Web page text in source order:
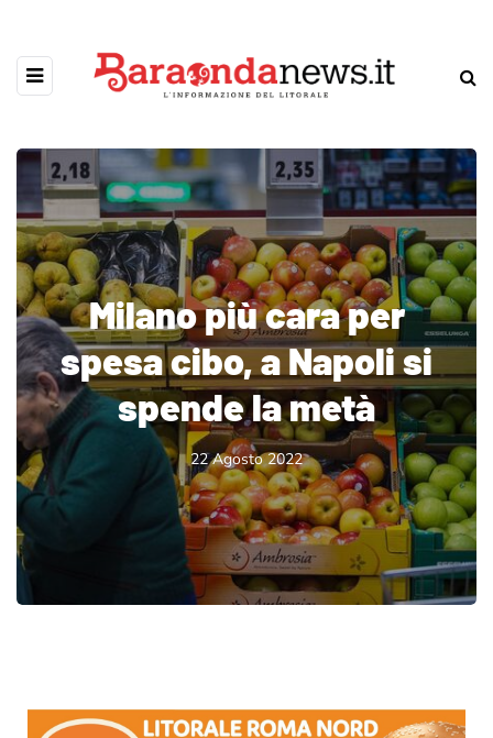
Milano più cara per
spesa cibo, a Napoli si
spende la metà
22 Agosto 2022